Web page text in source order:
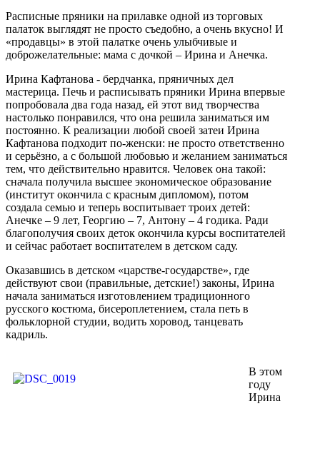
Расписные пряники на прилавке одной из торговых
палаток выглядят не просто съедобно, а очень вкусно! И
«продавцы» в этой палатке очень улыбчивые и
доброжелательные: мама с дочкой – Ирина и Анечка.
Ирина Кафтанова - бердчанка, пряничных дел
мастерица. Печь и расписывать пряники Ирина впервые
попробовала два года назад, ей этот вид творчества
настолько понравился, что она решила заниматься им
постоянно. К реализации любой своей затеи Ирина
Кафтанова подходит по-женски: не просто ответственно
и серьёзно, а с большой любовью и желанием заниматься
тем, что действительно нравится. Человек она такой:
сначала получила высшее экономическое образование
(институт окончила с красным дипломом), потом
создала семью и теперь воспитывает троих детей:
Анечке – 9 лет, Георгию – 7, Антону – 4 годика. Ради
благополучия своих деток окончила курсы воспитателей
и сейчас работает воспитателем в детском саду.
Оказавшись в детском «царстве-государстве», где
действуют свои (правильные, детские!) законы, Ирина
начала заниматься изготовлением традиционного
русского костюма, бисероплетением, стала петь в
фольклорной студии, водить хоровод, танцевать
кадриль.
В этом
году
Ирина